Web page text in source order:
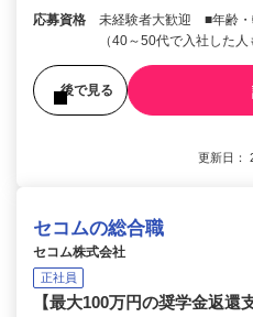
応募資格
未経験者大歓迎 ■年齢・
（40～50代で入社した
後で見る
更新日：
セコムの総合職
セコム株式会社
正社員
【最大100万円の奨学金返